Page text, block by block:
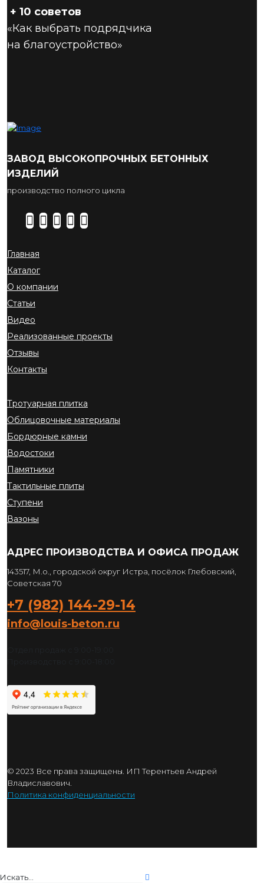
+ 10 советов
«Как выбрать подрядчика
на благоустройство»
ЗАВОД ВЫСОКОПРОЧНЫХ БЕТОННЫХ
ИЗДЕЛИЙ
производство полного цикла
Главная
Каталог
О компании
Статьи
Видео
Реализованные проекты
Отзывы
Контакты
Тротуарная плитка
Облицовочные материалы
Бордюрные камни
Водостоки
Памятники
Тактильные плиты
Ступени
Вазоны
АДРЕС ПРОИЗВОДСТВА И ОФИСА ПРОДАЖ
143517, М.о., городской округ Истра, посёлок Глебовский,
Советская 70
+7 (982) 144-29-14
info@louis-beton.ru
© 2023 Все права защищены. ИП Терентьев Андрей
Владиславович.
Политика конфиденциальности
Искать...